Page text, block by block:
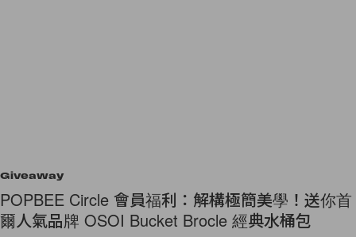
Giveaway
POPBEE Circle 會員福利：解構極簡美學！送你首
爾人氣品牌 OSOI Bucket Brocle 經典水桶包